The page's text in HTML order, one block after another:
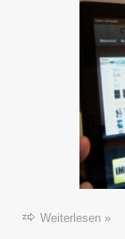
Weiterlesen »